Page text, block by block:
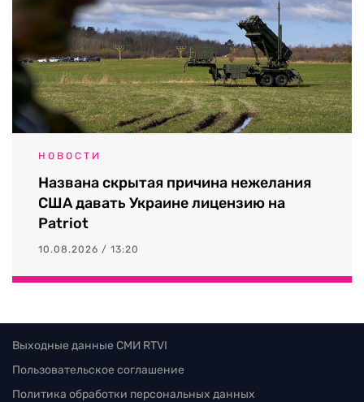
НОВОСТИ
Названа скрытая причина нежелания
США давать Украине лицензию на
Patriot
10.08.2026 / 13:20
Выходные данные СМИ RTVI
Пользовательское соглашение
Политика обработки персональных данных